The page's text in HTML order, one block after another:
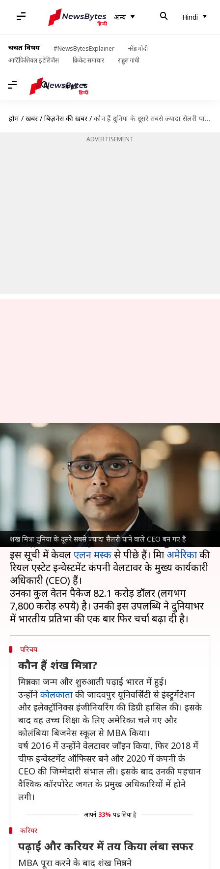
अन्य Hindi
चर्चित विषय #NewsBytesExplainer
नरेंद्र मोदी
आर्टिफिशियल इंटेलिजेंस
क्रिकेट समाचार राहुल गांधी
Hindi
होम / खबरें / बिज़नेस की खबरें / कौन हैं दुनिया के दूसरे सबसे ज्यादा सैलरी पाने वाले CEO शंख मित्रा?
ADVERTISEMENT
शंख मित्रा दुनिया के दूसरे सबसे ज्यादा सैलरी पाने वाले CEO बन गए हैं
कौन हैं दुनिया के दूसरे सबसे ज्यादा
सैलरी पाने वाले CEO शंख मित्रा?
बिश्वजीत कुमार Jun 25, 2026 07:05 pm
भारतीय मूल के शंख मित्रा दुनिया के दूसरे सबसे ज्यादा
वॉल स्ट्रीट जनरल (WSJ)की नई रिपोर्ट के अनुसार, वह
इस सूची में केवलएलन मस्कसे पीछे हैं। मित्रा अमेरिकाकी
रियल एस्टेट इन्वेस्टमेंट कंपनी वेलटावर के मुख्य कार्यकारी
अधिकारी (CEO) हैं।
उनका कुल वेतन पैकेज 82.1 करोड़ डॉलर (लगभग
7,800 करोड़ रुपये) है। उनकी इस उपलब्धि ने दुनियाभर
परिचय
कौन हैं शंख मित्रा?
मित्रा का जन्म और शुरुआती पढ़ाई भारत में हुई।
उन्होंने कोलकाता की जादवपुर यूनिवर्सिटी से इंस्ट्रूमेंटेशन
और इलेक्ट्रॉनिक्स इंजीनियरिंग की डिग्री हासिल की। इसके
बाद वह उच्च शिक्षा के लिए अमेरिका चले गए और
कोलंबिया बिजनेस स्कूल से MBA किया।
वर्ष 2016 में उन्होंने वेलटावर जॉइन किया, फिर 2018 में
चीफ इन्वेस्टमेंट ऑफिसर बने और 2020 में कंपनी के
CEO की जिम्मेदारी संभाल ली। इसके बाद उनकी पहचान
वैश्विक कॉरपोरेट जगत के प्रमुख अधिकारियों में होने
लगी।
आपने 33% पढ़ लिया है
करियर
पढ़ाई और करियर में तय किया लंबा सफर
MBA पूरा करने के बाद शंख मित्रा ने